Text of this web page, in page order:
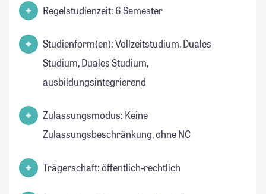
Regelstudienzeit: 6 Semester
Studienform(en): Vollzeitstudium, Duales
Studium, Duales Studium,
ausbildungsintegrierend
Zulassungsmodus: Keine
Zulassungsbeschränkung, ohne NC
Trägerschaft: öffentlich-rechtlich